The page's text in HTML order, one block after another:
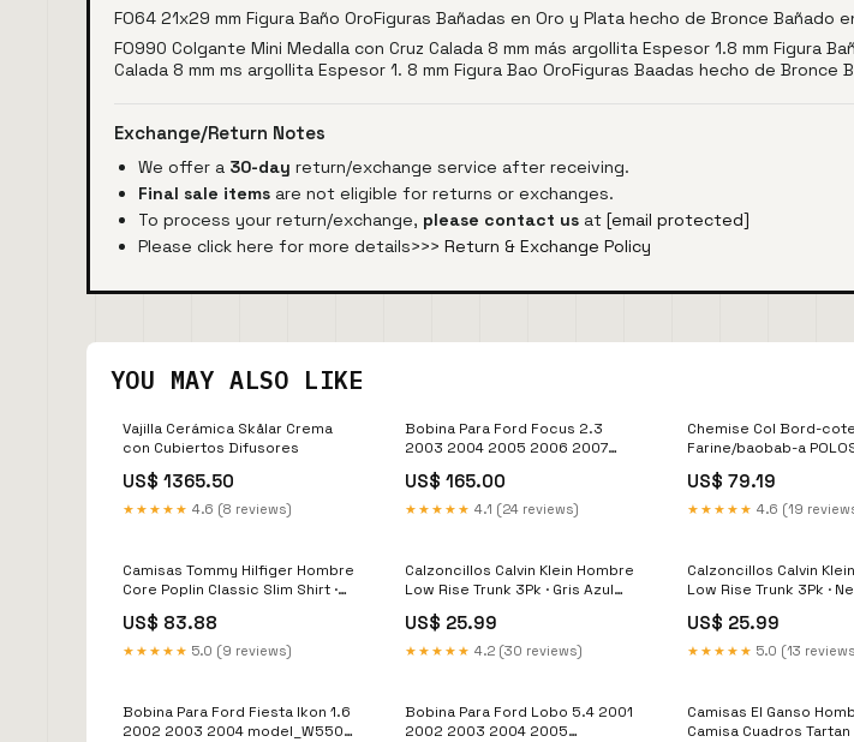
FO64 21x29 mm Figura Baño OroFiguras Bañadas en Oro y Plata hecho de Bronce Bañado
FO990 Colgante Mini Medalla con Cruz Calada 8 mm más argollita Espesor 1.8 mm Figura
Calada 8 mm ms argollita Espesor 1. 8 mm Figura Bao OroFiguras Baadas hecho de Bronce
Exchange/Return Notes
We offer a 30-day return/exchange service after receiving.
Final sale items are not eligible for returns or exchanges.
To process your return/exchange, please contact us at [email protected]
Please click here for more details>>> Return & Exchange Policy
YOU MAY ALSO LIKE
Vajilla Cerámica Skålar Crema
con Cubiertos Difusores
US$ 1365.50
★★★★★ 4.6 (8 reviews)
Bobina Para Ford Focus 2.3
2003 2004 2005 2006 2007
US$ 165.00
★★★★★ 4.1 (24 reviews)
Chemise Col Bord-
Farine/baobab-a
US$ 79.19
★★★★★ 4.6 (19
Camisas Tommy Hilfiger Hombre
Core Poplin Classic Slim Shirt ·
US$ 83.88
★★★★★ 5.0 (9 reviews)
Calzoncillos Calvin Klein Hombre
Low Rise Trunk 3Pk · Gris Azul
US$ 25.99
★★★★★ 4.2 (30 reviews)
Calzoncillos Calvin
Low Rise Trunk 3Pk ·
US$ 25.99
★★★★★ 5.0 (13
Bobina Para Ford Fiesta Ikon 1.6
2002 2003 2004 model_W5500
Bobina Para Ford Lobo 5.4 2001
2002 2003 2004 2005
Camisas El Ganso
Camisa Cuadros